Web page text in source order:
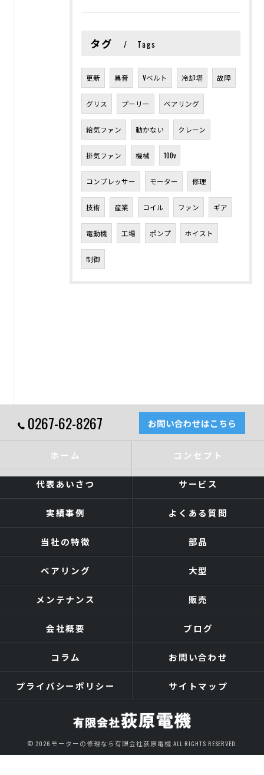
タグ Tags
更新 異音 Vベルト 冷却塔 故障
グリス プーリー ベアリング
給気ファン 動かない クレーン
排気ファン 機械 100v
コンプレッサー モーター 修理
技術 産業 コイル ファン ギア
電動機 工場 ポンプ ホイスト
制御
0267-62-8267 お問い合わせはこちら
ホーム コンセプト
代表あいさつ サービス
実績事例 よくある質問
当社の特徴 部品
ベアリング 大型
メンテナンス 販売
会社概要 ブログ
コラム お問い合わせ
プライバシーポリシー サイトマップ
© 2026 モーターの修理なら有限会社荻原電機 ALL RIGHTS RESERVED.